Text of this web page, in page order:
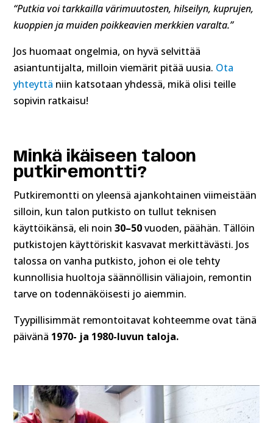
“Putkia voi tarkkailla värimuutosten, hilseilyn, kuprujen,
kuoppien ja muiden poikkeavien merkkien varalta.”
Jos huomaat ongelmia, on hyvä selvittää
asiantuntijalta, milloin viemärit pitää uusia. Ota
yhteyttä niin katsotaan yhdessä, mikä olisi teille
sopivin ratkaisu!
Minkä ikäiseen taloon
putkiremontti?
Putkiremontti on yleensä ajankohtainen viimeistään
silloin, kun talon putkisto on tullut teknisen
käyttöikänsä, eli noin30–50vuoden, päähän. Tällöin
putkistojen käyttöriskit kasvavat merkittävästi. Jos
talossa on vanha putkisto, johon ei ole tehty
kunnollisia huoltoja säännöllisin väliajoin, remontin
tarve on todennäköisesti jo aiemmin.
Tyypillisimmät remontoitavat kohteemme ovat tänä
päivänä 1970- ja 1980-luvun taloja.